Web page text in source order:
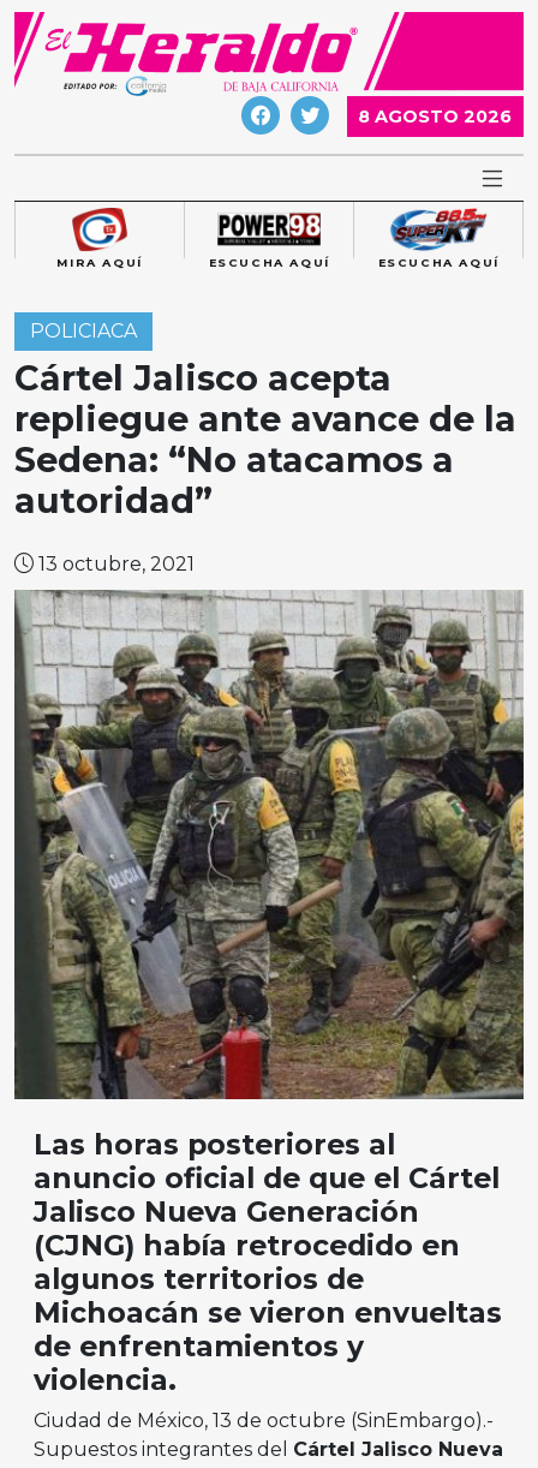
Skip
content
8 AGOSTO 2026
MIRA AQUÍ ESCUCHA AQUÍ ESCUCHA AQUÍ
POLICIACA
Cártel Jalisco acepta
repliegue ante avance de la
Sedena: “No atacamos a
autoridad”
13 octubre, 2021
Las horas posteriores al
anuncio oficial de que el Cártel
Jalisco Nueva Generación
(CJNG) había retrocedido en
algunos territorios de
Michoacán se vieron envueltas
de enfrentamientos y
violencia.
Ciudad de México, 13 de octubre (SinEmbargo).-
Supuestos integrantes del Cártel Jalisco Nueva